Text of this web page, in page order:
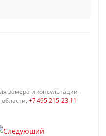
замера и консультации -
+7 495 215-23-11